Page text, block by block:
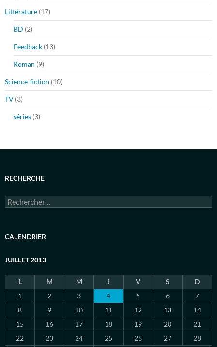
Littérature (17)
BD (2)
Feedback (13)
Roman (9)
Science-fiction (10)
TV (3)
séries (3)
RECHERCHE
Rechercher :
CALENDRIER
JUILLET 2013
L M M J V S
D
1
2 3 4 5 6
7
8
9 10 11 12 13
14
15
16 17 18 19 20
21
22
23 24 25 26 27 28